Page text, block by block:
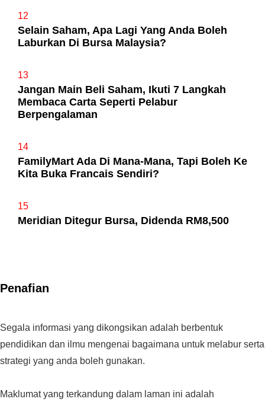
12
Selain Saham, Apa Lagi Yang Anda Boleh
Laburkan Di Bursa Malaysia?
13
Jangan Main Beli Saham, Ikuti 7 Langkah
Membaca Carta Seperti Pelabur
Berpengalaman
14
FamilyMart Ada Di Mana-Mana, Tapi Boleh Ke
Kita Buka Francais Sendiri?
15
Meridian Ditegur Bursa, Didenda RM8,500
Penafian
Segala informasi yang dikongsikan adalah berbentuk
pendidikan dan ilmu mengenai bagaimana untuk melabur serta
strategi yang anda boleh gunakan.
Maklumat yang terkandung dalam laman ini adalah